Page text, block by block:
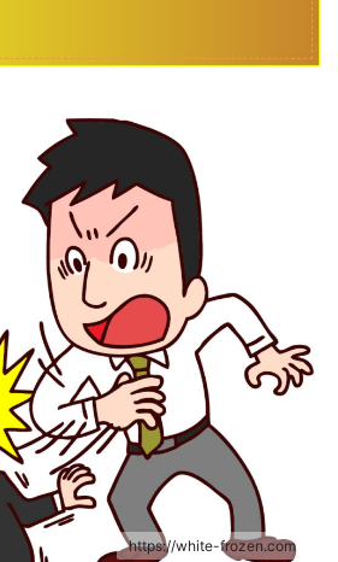
https://white-frozen.com